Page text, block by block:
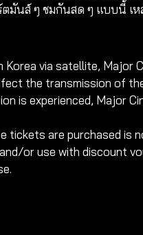
ตมันส์ ๆ ชมกันสด ๆ แบบนี้ เ
Korea via satellite, Major
the transmission of
is experienced, Major
tickets are purchased is
or use with discount